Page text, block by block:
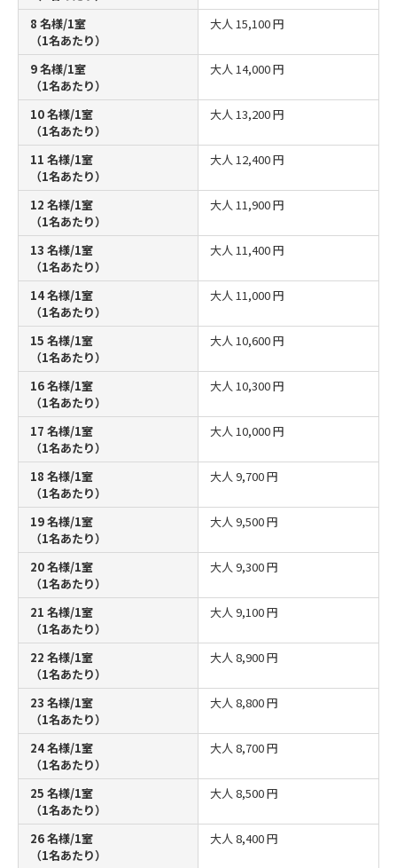
8 名様/1室
（1名あたり）
大人 15,100 円
9 名様/1室
（1名あたり）
大人 14,000 円
10 名様/1室
（1名あたり）
大人 13,200 円
11 名様/1室
（1名あたり）
大人 12,400 円
12 名様/1室
（1名あたり）
大人 11,900 円
13 名様/1室
（1名あたり）
大人 11,400 円
14 名様/1室
（1名あたり）
大人 11,000 円
15 名様/1室
（1名あたり）
大人 10,600 円
16 名様/1室
（1名あたり）
大人 10,300 円
17 名様/1室
（1名あたり）
大人 10,000 円
18 名様/1室
（1名あたり）
大人 9,700 円
19 名様/1室
（1名あたり）
大人 9,500 円
20 名様/1室
（1名あたり）
大人 9,300 円
21 名様/1室
（1名あたり）
大人 9,100 円
22 名様/1室
（1名あたり）
大人 8,900 円
23 名様/1室
（1名あたり）
大人 8,800 円
24 名様/1室
（1名あたり）
大人 8,700 円
25 名様/1室
（1名あたり）
大人 8,500 円
26 名様/1室
（1名あたり）
大人 8,400 円